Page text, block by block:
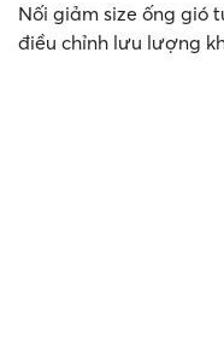
Nối giảm size ống gió
điều chỉnh lưu lượng